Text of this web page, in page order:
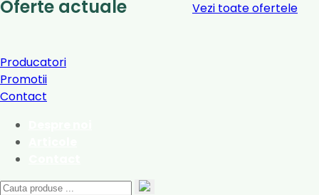
Oferte actuale Vezi toate ofertele
Producatori
Promotii
Contact